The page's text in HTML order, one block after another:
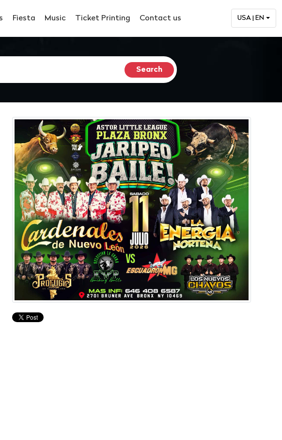
Fiesta Music Ticket Printing Contact us USA | EN